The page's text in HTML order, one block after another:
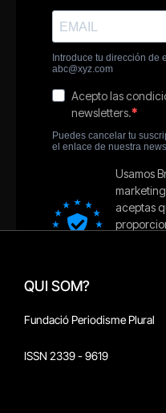
QUI SOM?
Fundació Periodisme Plural
ISSN 2339 - 9619